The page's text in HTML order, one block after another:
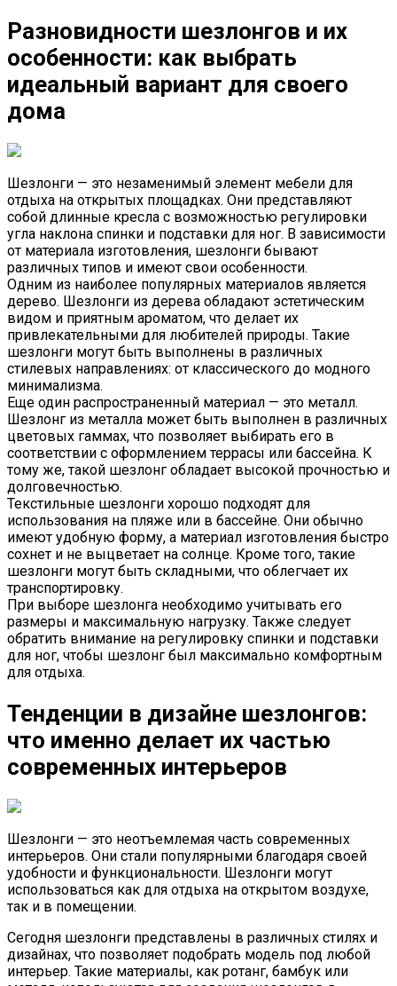
Разновидности шезлонгов и их
особенности: как выбрать
идеальный вариант для своего
дома
Шезлонги — это незаменимый элемент мебели для
отдыха на открытых площадках. Они представляют
собой длинные кресла с возможностью регулировки
угла наклона спинки и подставки для ног. В зависимости
от материала изготовления, шезлонги бывают
различных типов и имеют свои особенности.
Одним из наиболее популярных материалов является
дерево. Шезлонги из дерева обладают эстетическим
видом и приятным ароматом, что делает их
привлекательными для любителей природы. Такие
шезлонги могут быть выполнены в различных
стилевых направлениях: от классического до модного
минимализма.
Еще один распространенный материал — это металл.
Шезлонг из металла может быть выполнен в различных
цветовых гаммах, что позволяет выбирать его в
соответствии с оформлением террасы или бассейна. К
тому же, такой шезлонг обладает высокой прочностью и
долговечностью.
Текстильные шезлонги хорошо подходят для
использования на пляже или в бассейне. Они обычно
имеют удобную форму, а материал изготовления быстро
сохнет и не выцветает на солнце. Кроме того, такие
шезлонги могут быть складными, что облегчает их
транспортировку.
При выборе шезлонга необходимо учитывать его
размеры и максимальную нагрузку. Также следует
обратить внимание на регулировку спинки и подставки
для ног, чтобы шезлонг был максимально комфортным
для отдыха.
Тенденции в дизайне шезлонгов:
что именно делает их частью
современных интерьеров
Шезлонги — это неотъемлемая часть современных
интерьеров. Они стали популярными благодаря своей
удобности и функциональности. Шезлонги могут
использоваться как для отдыха на открытом воздухе,
так и в помещении.
Сегодня шезлонги представлены в различных стилях и
дизайнах, что позволяет подобрать модель под любой
интерьер. Такие материалы, как ротанг, бамбук или